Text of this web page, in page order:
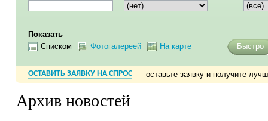
Показать
Списком
Фотогалереей На карте Быстро
ОСТАВИТЬ ЗАЯВКУ НА СПРОС — оставьте заявку и получите
Архив новостей